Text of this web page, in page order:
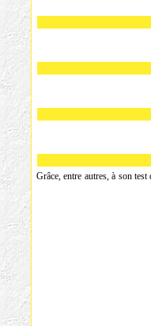
Grâce, entre autres, à son